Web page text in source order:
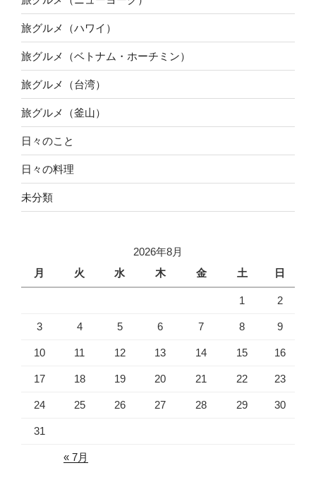
旅グルメ（ハワイ）
旅グルメ（ベトナム・ホーチミン）
旅グルメ（台湾）
旅グルメ（釜山）
日々のこと
日々の料理
未分類
2026年8月
月
火 水 木 金 土 日
1 2
3 4 5 6 7 8 9
10 11 12 13 14 15 16
17 18 19 20 21 22 23
24 25 26 27 28 29 30
31
« 7月